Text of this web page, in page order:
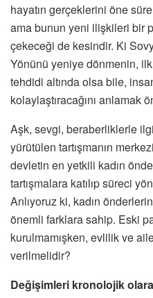
hayatın gerçeklerini öne
ama bunun yeni ilişkileri bir
çekeceği de kesindir. Ki
Yönünü yeniye dönmenin,
tehdidi altında olsa bile,
kolaylaştıracağını anlamak
Aşk, sevgi, beraberliklerle
yürütülen tartışmanın
devletin en yetkili kadın
tartışmalara katılıp süreci
Anlıyoruz ki, kadın
önemli farklara sahip. Eski
kurulmamışken, evlilik ve
verilmelidir?
Değişimleri kronolojik